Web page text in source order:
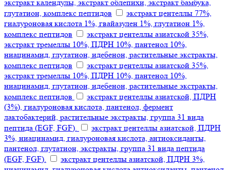
экстракт календулы, экстракт облепихи, экстракт бамбука,
глутатион, комплекс пептидов
экстракт центеллы 77%,
гиалуроновая кислота 1%, гвайазулен 1%, глутатион 1%,
комплекс пептидов
экстракт центеллы азиатской 35%,
экстракт тремеллы 10%, ПДРН 10%, пантенол 10%,
ниацинамид, глутатион, идебенон, растительные экстракты,
комплекс пептидов
экстракт центеллы азиатской 35%,
экстракт тремеллы 10%, ПДРН 10%, пантенол 10%,
ниацинамид, глутатион, идебенон, растительные экстракты,
комплекс пептидов
экстракт центеллы азиатской, ПДРН
(3%), гиалуроновая кислота, пантенол, фермент
лактобактерий, растительные экстракты, группа 31 вида
пептида (EGF, FGF).
экстракт центеллы азиатской, ПДРН
3%, ниацинамид, гиалуроновая кислота, антиоксиданты,
пантенол, глутатион, экстракты, группа 31 вида пептида
(EGF, FGF).
экстракт центеллы азиатской, ПДРН 3%,